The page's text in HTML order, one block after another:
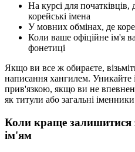
На курсі для початківців,
корейські імена
У мовних обмінах, де
Коли ваше офіційне ім'я
фонетиці
Якщо ви все ж обираєте,
написання хангилем. Уникайте
прив'язкою, якщо ви не
як титули або загальні
Коли краще залишитися
ім'ям